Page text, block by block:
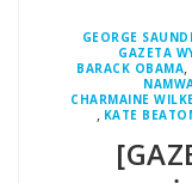
GEORGE
GAZETA
BARACK OBAMA,
CHARMAINE
, KATE